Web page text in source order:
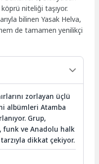
niteliği taşıyor.
bilinen Yasak Helva,
de tamamen yenilikçi
zorlayan üçlü
albümleri Atamba
Grup,
funk ve Anadolu halk
dikkat çekiyor.